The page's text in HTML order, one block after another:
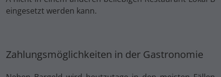
eingesetzt werden kann.
Zahlungsmöglichkeiten in der Gastronomie